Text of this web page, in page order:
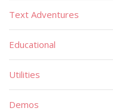
Text Adventures
Educational
Utilities
Demos